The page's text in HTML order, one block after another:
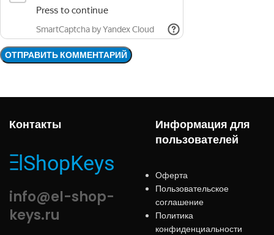
Контакты
info@el-shop-
keys.ru
Информация для
пользователей
Оферта
Пользовательское
соглашение
Политика
конфиденциальности